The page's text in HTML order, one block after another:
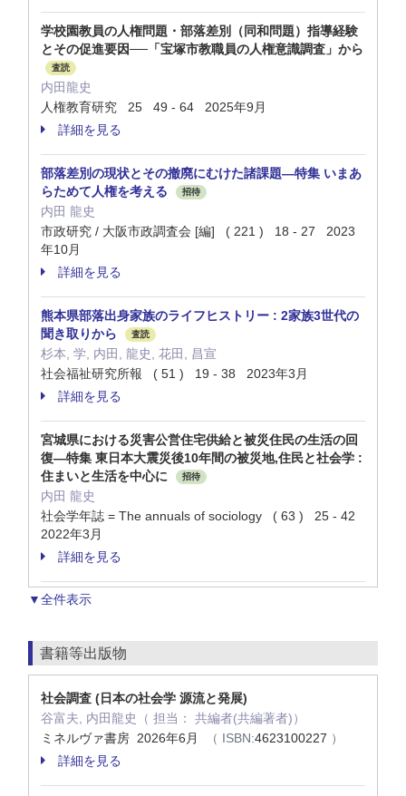
学校園教員の人権問題・部落差別（同和問題）指導経験
とその促進要因──「宝塚市教職員の人権意識調査」から
査読
内田龍史
人権教育研究 25 49 - 64 2025年9月
詳細を見る
部落差別の現状とその撤廃にむけた諸課題—特集 いまあ
らためて人権を考える
招待
内田 龍史
市政研究 / 大阪市政調査会 [編] ( 221 ) 18 - 27 2023
年10月
詳細を見る
熊本県部落出身家族のライフヒストリー : 2家族3世代の
聞き取りから
査読
杉本, 学, 内田, 龍史, 花田, 昌宣
社会福祉研究所報 ( 51 ) 19 - 38 2023年3月
詳細を見る
宮城県における災害公営住宅供給と被災住民の生活の回
復—特集 東日本大震災後10年間の被災地,住民と社会学 :
住まいと生活を中心に
招待
内田 龍史
社会学年誌 = The annuals of sociology ( 63 ) 25 - 42
2022年3月
詳細を見る
▼全件表示
書籍等出版物
社会調査 (日本の社会学 源流と発展)
谷富夫, 内田龍史（ 担当： 共編者(共編著者)）
ミネルヴァ書房 2026年6月
（ ISBN:4623100227 ）
詳細を見る